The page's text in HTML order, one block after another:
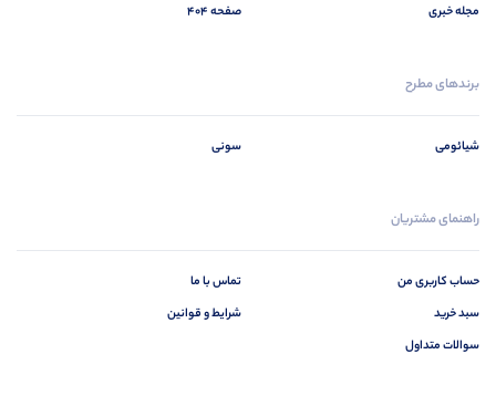
مجله خبری
صفحه 404
برندهای مطرح
شیائومی سونی
راهنمای مشتریان
حساب کاربری من
سبد خرید
سوالات متداول
تماس با ما
شرایط و قوانین